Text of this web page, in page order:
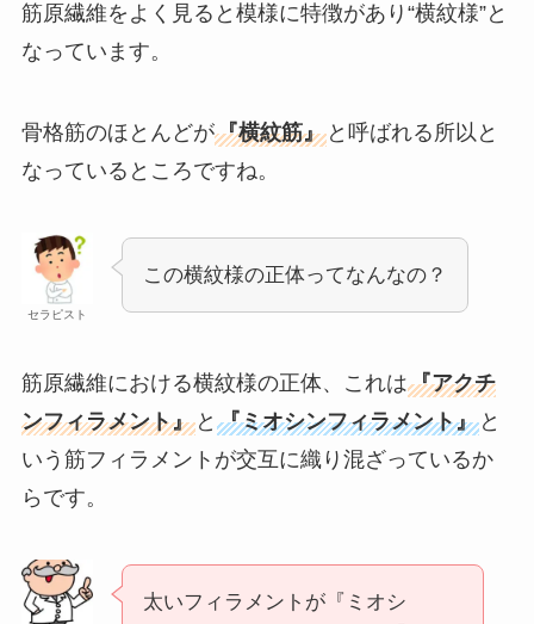
筋原繊維をよく見ると模様に特徴があり“横紋様”と
なっています。
骨格筋のほとんどが『横紋筋』と呼ばれる所以と
なっているところですね。
セラピスト
この横紋様の正体ってなんなの？
筋原繊維における横紋様の正体、これは『アクチ
ンフィラメント』と 『ミオシンフィラメント』と
いう筋フィラメントが交互に織り混ざっているか
らです。
太いフィラメントが『ミオシ